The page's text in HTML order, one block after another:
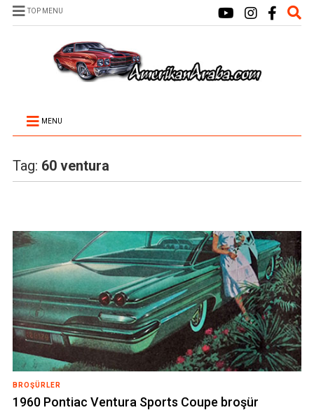
TOP MENU
MENU
Tag: 60 ventura
BROŞÜRLER
1960 Pontiac Ventura Sports Coupe broşür